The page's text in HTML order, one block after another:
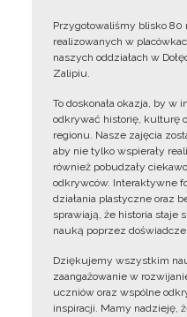
Przygotowaliśmy blisko
realizowanych w
naszych oddziałach w
Zalipiu.
To doskonała okazja, by w
odkrywać historię, kulturę
regionu. Nasze zajęcia
aby nie tylko wspierały
również pobudzały
odkrywców. Interaktywne
działania plastyczne oraz
sprawiają, że historia staje
nauką poprzez
Dziękujemy wszystkim
zaangażowanie w
uczniów oraz wspólne
inspiracji. Mamy nadzieję,